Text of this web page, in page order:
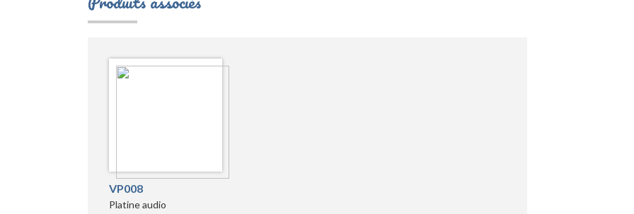
VP008
Platine audio